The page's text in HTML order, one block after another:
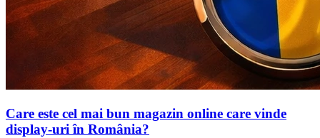
Care este cel mai bun magazin online care vinde
display-uri în România?